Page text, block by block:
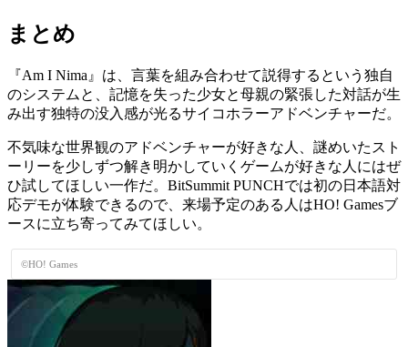
まとめ
『Am I Nima』は、 言葉を組み合わせて説得するという独自
のシステム と、 記憶を失った少女と母親の緊張した対話が生
み出す独特の没入感が光るサイコホラーアドベンチャーだ。
不気味な世界観のアドベンチャーが好きな人、謎めいたスト
ーリーを少しずつ解き明かしていくゲームが好きな人にはぜ
ひ試してほしい一作だ。BitSummit PUNCHでは初の日本語対
応デモが体験できるので、来場予定のある人はHO! Gamesブ
ースに立ち寄ってみてほしい。
©HO! Games